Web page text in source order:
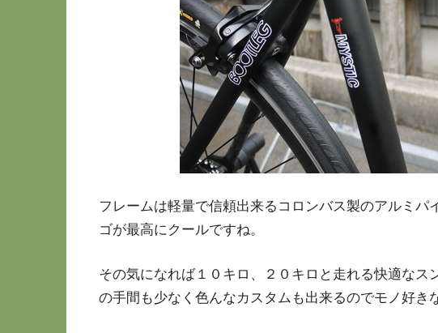
フレームは軽量で信頼出来るコロンバス製のアルミパ
ゴが最高にクールですね。
その気になれば１０キロ、２０キロと走れる快適なス
の手間も少なく色んなカスタムも出来るのでモノ好き